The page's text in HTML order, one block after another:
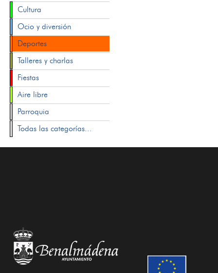
Cultura
Ocio y diversión
Deportes
Talleres y charlas
Fiestas
Aire libre
Parroquia
Todas las categorías...